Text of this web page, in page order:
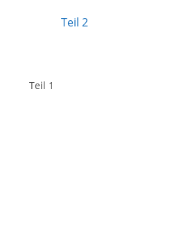
Teil 2
Teil 1